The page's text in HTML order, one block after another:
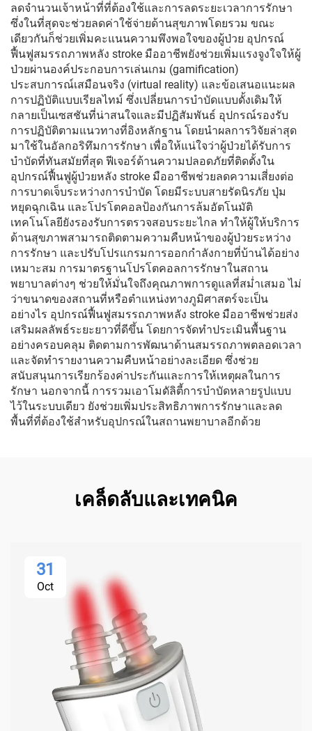
ลดจำนวนเจ้าหน้าที่ที่ต้องใช้และการลดระยะเวลาการรักษา
ซึ่งในที่สุดจะช่วยลดค่าใช้จ่ายด้านสุขภาพโดยรวม ขณะ
เดียวกันก็ช่วยเพิ่มคะแนนความพึงพอใจของผู้ป่วย อุปกรณ์
ฟื้นฟูสมรรถภาพหลัง stroke มืออาชีพยังช่วยเพิ่มแรงจูงใจให้ผู้
ป่วยผ่านองค์ประกอบการเล่นเกม (gamification)
ประสบการณ์เสมือนจริง (virtual reality) และข้อเสนอแนะผล
การปฏิบัติแบบเรียลไทม์ ซึ่งเปลี่ยนการบำบัดแบบดั้งเดิมให้
กลายเป็นเซสชันที่น่าสนใจและมีปฏิสัมพันธ์ อุปกรณ์รองรับ
การปฏิบัติตามแนวทางที่อิงหลักฐาน โดยนำผลการวิจัยล่าสุด
มาใช้ในอัลกอริทึมการรักษา เพื่อให้แน่ใจว่าผู้ป่วยได้รับการ
บำบัดที่ทันสมัยที่สุด ฟีเจอร์ด้านความปลอดภัยที่ติดตั้งใน
อุปกรณ์ฟื้นฟูผู้ป่วยหลัง stroke มืออาชีพช่วยลดความเสี่ยงต่อ
การบาดเจ็บระหว่างการบำบัด โดยมีระบบสายรัดนิรภัย ปุ่ม
หยุดฉุกเฉิน และโปรโตคอลป้องกันการล้มอัตโนมัติ
เทคโนโลยียังรองรับการตรวจสอบระยะไกล ทำให้ผู้ให้บริการ
ด้านสุขภาพสามารถติดตามความคืบหน้าของผู้ป่วยระหว่าง
การรักษา และปรับโปรแกรมการออกกำลังกายที่บ้านได้อย่าง
เหมาะสม การมาตรฐานโปรโตคอลการรักษาในสถาน
พยาบาลต่างๆ ช่วยให้มั่นใจถึงคุณภาพการดูแลที่สม่ำเสมอ ไม่
ว่าขนาดของสถานที่หรือตำแหน่งทางภูมิศาสตร์จะเป็น
อย่างไร อุปกรณ์ฟื้นฟูสมรรถภาพหลัง stroke มืออาชีพช่วยส่ง
เสริมผลลัพธ์ระยะยาวที่ดีขึ้น โดยการจัดทำประเมินพื้นฐาน
อย่างครอบคลุม ติดตามการพัฒนาด้านสมรรถภาพตลอดเวลา
และจัดทำรายงานความคืบหน้าอย่างละเอียด ซึ่งช่วย
สนับสนุนการเรียกร้องค่าประกันและการให้เหตุผลในการ
รักษา นอกจากนี้ การรวมเอาโมดัลิตี้การบำบัดหลายรูปแบบ
ไว้ในระบบเดียว ยังช่วยเพิ่มประสิทธิภาพการรักษาและลด
พื้นที่ที่ต้องใช้สำหรับอุปกรณ์ในสถานพยาบาลอีกด้วย
เคล็ดลับและเทคนิค
31
Oct